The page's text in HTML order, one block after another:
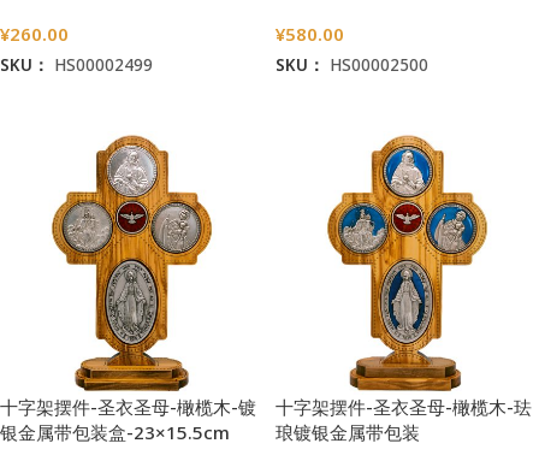
¥260.00
SKU： HS00002499
¥580.00
SKU： HS00002500
十字架摆件-圣衣圣母-橄榄木-镀
银金属带包装盒-23×15.5cm
十字架摆件-圣衣圣母-橄榄木-珐
琅镀银金属带包装